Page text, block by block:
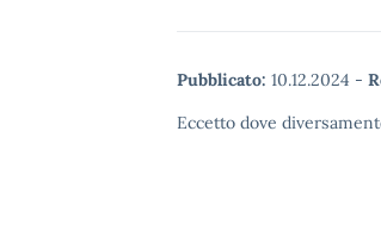
Pubblicato: 10.12.2024 -
Eccetto dove